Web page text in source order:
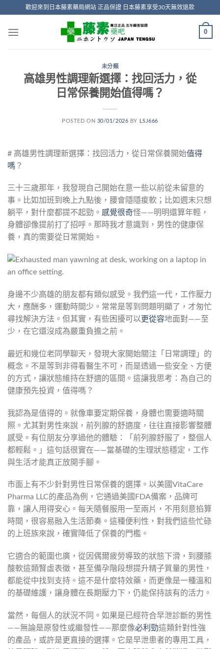
content
歡迎來到日本藤素藥局網站 正品保證 日本藤素享受30天無效退款
0
未分類
高雄男性調理新選擇：找回活力，從
日常保養開始值得嗎？
POSTED ON 30/01/2026 BY LSJ666
# 高雄男性調理新選擇：找回活力，從日常保養開始值得
嗎 ？
三十三歲那年，我發現自己開始在意一些以前從未留意的
事。比如加班到晚上九點後，腰會隱隱痠軟；比如週末只想
躺平，對什麼都提不起勁。 感覺很奇怪——明明還算年輕，
身體卻像提前打了招呼。那時我才意識到，男性的健康保
養，真的需要從日常開始。
身邊不少高雄的朋友都有類似感受。我們這一代，工作壓力
大，應酬多，運動時間少。常常是等到問題明顯了，才匆忙
尋找解決方法。但其實，有些困擾可以更從容地面對——至
少，在它還沒成為嚴重負擔之前。
最近和幾位老同學聊天，發現大家開始關注「日常調理」的
概念。不是等到非得看醫生不可，而是透過一些安全、方便
的方式，讓狀態維持在舒適的區間。這讓我思考：為自己的
健康預先投資，值得嗎？
我認為是值得的。就像車要定期保養，身體也需要適時關
照。尤其對男性來說，前列腺的舒適度，往往直接影響整體
感受。有位朋友分享過他的體驗：「前列腺舒服了，整個人
都輕鬆。」這句話很實在——當基礎的生理狀態穩定，工作
與生活才能真正放開手腳。
市面上有不少針對男性日常保養的選擇。以美國VitaCare
Pharma LLC的產品為例，它通過美國FDA備案，品牌可
靠，讓人用得安心。每天隨餐服用一至兩片，不用刻意掐算
時間，很容易融入生活節奏。這種便利性，對我們這些忙碌
的上班族來說，確實降低了保養的門檻。
它適合的範圍也廣，從因偶爾疲勞導致的狀態下滑，到腰膝
酸軟這類腎虛表徵，甚至備孕階段想提升精子質量的男性，
都能從中找到支持。這不是什麼特效藥，而更像是一種溫和
的基礎維護，讓身體在長期壓力下，仍能保持該有的活力。
當然，每個人的狀況不同。如果是已經符合早泄診斷的男性
——無論是原發性或繼發性——那麼像必利勁這類針對性強
的產品，或許是更直接的選擇。它是早泄患者的專用工具，